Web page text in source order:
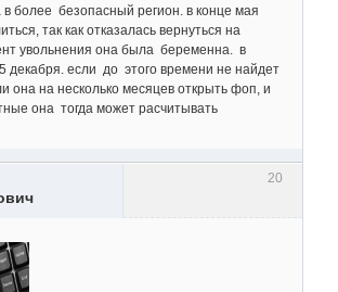
более безопасный регион. в конце мая
так как отказалась вернуться на
увольнения она была беременна. в
декабря. если до этого времени не найдет
она на несколько месяцев открыть фоп, и
она тогда может расчитывать
20